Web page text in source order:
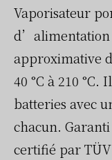
Vaporisateur
d’alimentation
approximative
40 °C à 210
batteries avec
chacun.
certifié par TÜV